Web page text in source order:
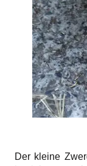
Der klei­ne